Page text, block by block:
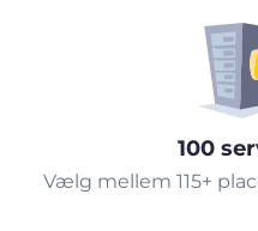
100
Vælg mellem 115+